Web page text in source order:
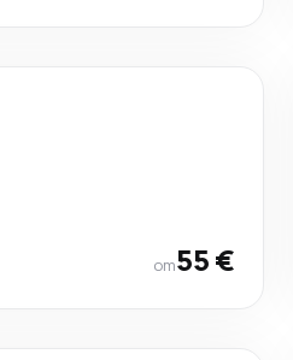
от55 €